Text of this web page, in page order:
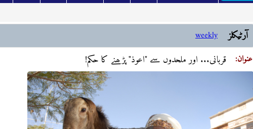
weekly آرٹیکلز
قربانی... اور ملحدوں سے "اعوذ" پڑھنے کا حکم! :عنوان